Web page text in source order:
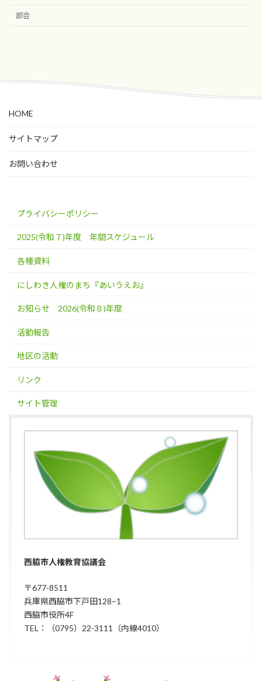
部会
HOME
サイトマップ
お問い合わせ
プライバシーポリシー
2025(令和７)年度 年間スケジュール
各種資料
にしわき人権のまち『あいうえお』
お知らせ 2026(令和８)年度
活動報告
地区の活動
リンク
サイト管理
西脇市人権教育協議会
〒677-8511
兵庫県西脇市下戸田128−1
西脇市役所4F
TEL：（0795）22-3111（内線4010）